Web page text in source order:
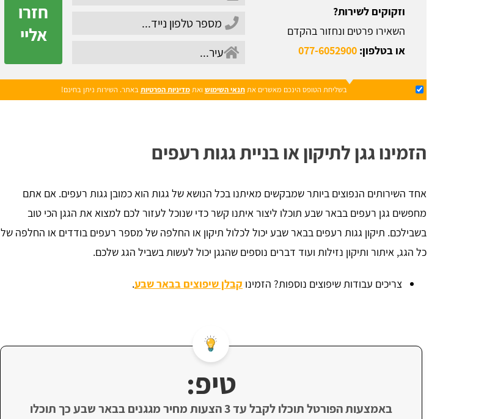
וזקוקים לשירות?
השאירו פרטים ונחזור בהקדם
או בטלפון: 077-6052900
חזרו
אליי
בשליחת הטופס הינכם מאשרים אתתנאי השימוש ואתמדיניות הפרטיותבאתר. השירות ניתן בחינם!
הזמינו גגן לתיקון או בניית גגות רעפים
אחד השירותים הנפוצים ביותר שמבקשים מאיתנו בכל הנושא של גגות הוא כמובן גגות רעפים. אם אתם
מחפשים גגן רעפים בבאר שבע תוכלו ליצור איתנו קשר כדי שנוכל לעזור לכם למצוא את הגגן הכי טוב
בשבילכם. תיקון גגות רעפים בבאר שבע יכול לכלול תיקון או החלפה של מספר רעפים בודדים או החלפה של
כל הגג, איתור ותיקון נזילות ועוד דברים נוספים שהגגן יכול לעשות בשביל הגג שלכם.
צריכים עבודות שיפוצים נוספות? הזמינו קבלן שיפוצים בבאר שבע.
טיפ:
באמצעות הפורטל תוכלו לקבל עד 3 הצעות מחיר מגגנים בבאר שבע כך תוכלו